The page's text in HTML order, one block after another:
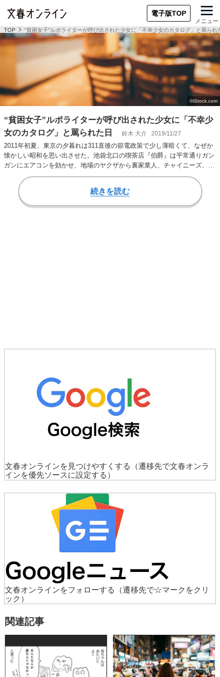
電子版TOP
メニュー
TOP “貧困女子”ルポライターが呼び出された少女に「不幸少女のカタログ」と罵られ
“貧困女子”ルポライターが呼び出された少女に「不幸少
女のカタログ」と罵られた日
鈴木 大介 2019/11/27
2011年初夏、東京の夕暮れは311直後の節電政策で少し薄暗くて、なぜか
懐かしい昭和を思い出させた。池袋北口の喫茶店『伯爵』は平常通りガン
ガンにエアコンを効かせ、地場のヤクザから裏家業人、チャイニーズ、雑
多な人々が…
続きを読む
文春オンラインを見つけやすくする
（遷移先で文春オンラ
インを優先ソースに設定する）
文春オンラインをフォローする
（遷移先で☆マークをクリ
ック）
関連記事